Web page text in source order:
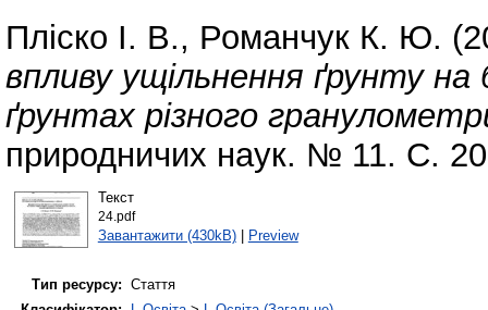
Пліско І. В., Романчук К. Ю.
впливу ущільнення ґрунту на
ґрунтах різного
природничих наук. № 11. С.
Текст
24.pdf
Завантажити (430kB)| Preview
Тип ресурсу: Стаття